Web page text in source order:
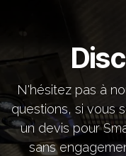
N'hésitez pas à
questions, si vous
un devis pour
sans